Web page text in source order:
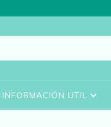
INFORMACIÓN UTIL